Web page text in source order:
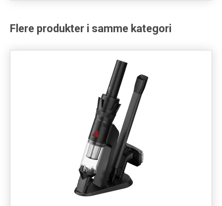
Flere produkter i samme kategori